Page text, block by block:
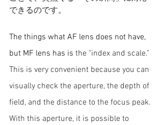
できるのです。
The things what AF lens does not have,
but MF lens has is the "index and scale."
This is very convenient because you can
visually check the aperture, the depth of
field, and the distance to the focus peak.
With this aperture, it is possible to